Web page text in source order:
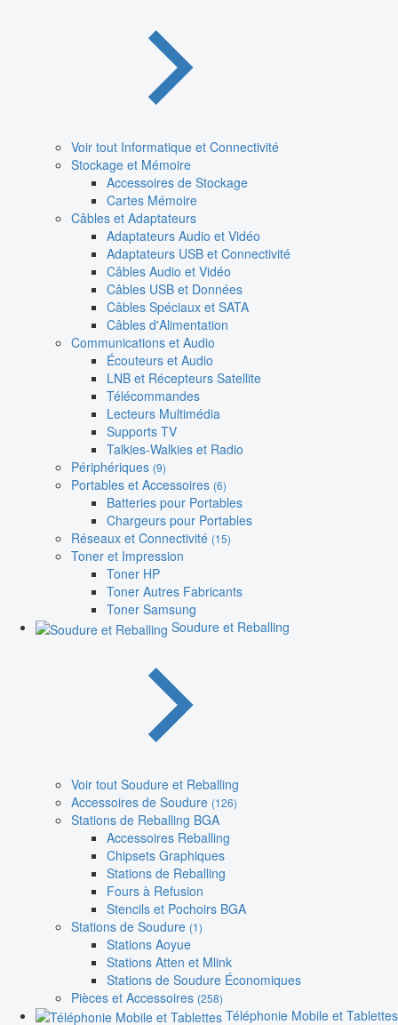
Voir tout Informatique et Connectivité
Stockage et Mémoire
Accessoires de Stockage
Cartes Mémoire
Câbles et Adaptateurs
Adaptateurs Audio et Vidéo
Adaptateurs USB et Connectivité
Câbles Audio et Vidéo
Câbles USB et Données
Câbles Spéciaux et SATA
Câbles d'Alimentation
Communications et Audio
Écouteurs et Audio
LNB et Récepteurs Satellite
Télécommandes
Lecteurs Multimédia
Supports TV
Talkies-Walkies et Radio
Périphériques (9)
Portables et Accessoires (6)
Batteries pour Portables
Chargeurs pour Portables
Réseaux et Connectivité (15)
Toner et Impression
Toner HP
Toner Autres Fabricants
Toner Samsung
Soudure et Reballing
Voir tout Soudure et Reballing
Accessoires de Soudure (126)
Stations de Reballing BGA
Accessoires Reballing
Chipsets Graphiques
Stations de Reballing
Fours à Refusion
Stencils et Pochoirs BGA
Stations de Soudure (1)
Stations Aoyue
Stations Atten et Mlink
Stations de Soudure Économiques
Pièces et Accessoires (258)
Téléphonie Mobile et Tablettes